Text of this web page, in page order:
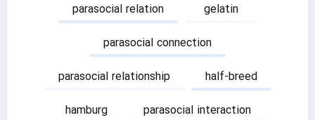
parasocial relation
gelatin
parasocial connection
parasocial relationship
half-breed
hamburg
parasocial interaction